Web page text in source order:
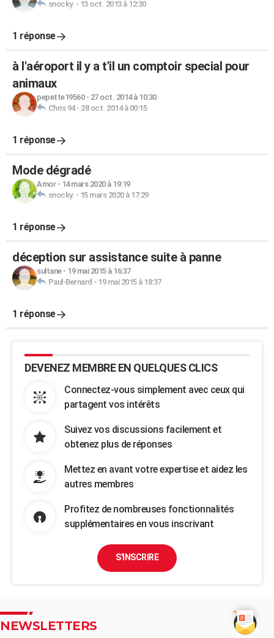
snocky. - 13 oct. 2013 à 12:30
1 réponse
à l'aéroport il y a t'il un comptoir special pour
animaux
pepette19560- 27 oct. 2014 à 10:30
Chris 94- 28 oct. 2014 à 00:15
1 réponse
Mode dégradé
Amor- 14 mars 2020 à 19:19
snocky. - 15 mars 2020 à 17:29
1 réponse
déception sur assistance suite à panne
sultane- 19 mai 2015 à 16:37
Paul-Bernard - 19 mai 2015 à 18:37
1 réponse
DEVENEZ MEMBRE EN QUELQUES CLICS
Connectez-vous simplement avec ceux qui
partagent vos intérêts
Suivez vos discussions facilement et
obtenez plus de réponses
Mettez en avant votre expertise et aidez les
autres membres
Profitez de nombreuses fonctionnalités
supplémentaires en vous inscrivant
S'INSCRIRE
NEWSLETTERS